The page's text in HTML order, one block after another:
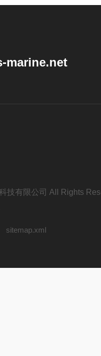
marine.net
技有限公司 All Rights
sitemap.xml